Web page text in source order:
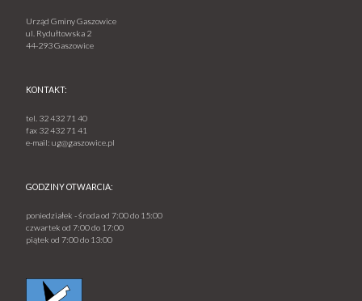
Urząd Gminy Gaszowice
ul. Rydułtowska 2
44-293 Gaszowice
KONTAKT:
tel. 32 432 71 40
fax 32 432 71 41
e-mail:ug@gaszowice.pl
GODZINY OTWARCIA:
poniedziałek - środa od 7:00 do 15:00
czwartek od 7:00 do 17:00
piątek od 7:00 do 13:00